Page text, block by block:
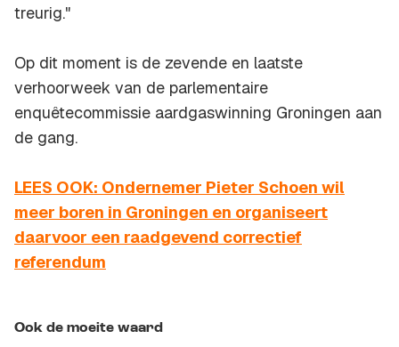
treurig."
Op dit moment is de zevende en laatste
verhoorweek van de parlementaire
enquêtecommissie aardgaswinning Groningen aan
de gang.
LEES OOK: Ondernemer Pieter Schoen wil
meer boren in Groningen en organiseert
daarvoor een raadgevend correctief
referendum
Ook de moeite waard